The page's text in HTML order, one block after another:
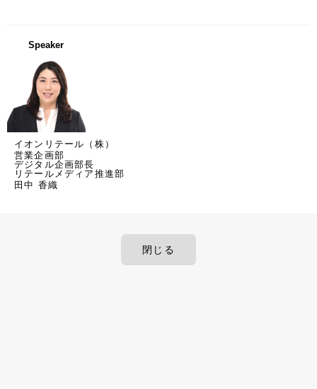
Speaker
イオンリテール（株）
営業企画部
デジタル企画部長
リテールメディア推進部
田中 香織
閉じる